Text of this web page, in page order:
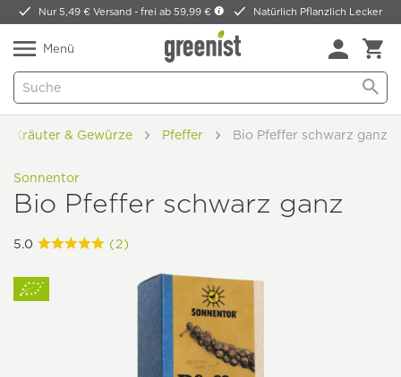
Nur 5,49 € Versand -frei ab 59,99 € Natürlich Pflanzlich Lecker
Menü
Kräuter & Gewürze Pfeffer Bio Pfeffer schwarz ganz
Sonnentor
Bio Pfeffer schwarz ganz
5.0 (2)